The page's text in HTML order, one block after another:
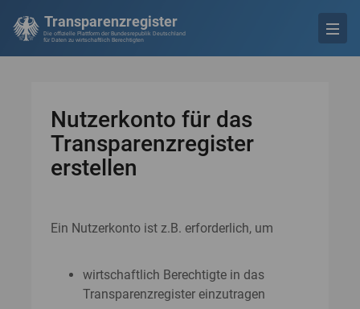
Transparenzregister
Die offizielle Plattform der Bundesrepublik Deutschland
für Daten zu wirtschaftlich Berechtigten
Nutzerkonto für das
Transparenzregister
erstellen
Ein Nutzerkonto ist z.B. erforderlich, um
wirtschaftlich Berechtigte in das
Transparenzregister einzutragen